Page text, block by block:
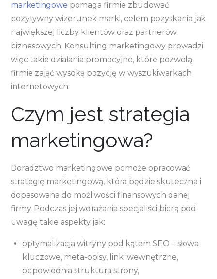
marketingowe pomaga firmie zbudować
pozytywny wizerunek marki, celem pozyskania jak
największej liczby klientów oraz partnerów
biznesowych. Konsulting marketingowy prowadzi
więc takie działania promocyjne, które pozwolą
firmie zająć wysoką pozycję w wyszukiwarkach
internetowych.
Czym jest strategia
marketingowa?
Doradztwo marketingowe pomoże opracować
strategię marketingową, która będzie skuteczna i
dopasowana do możliwości finansowych danej
firmy. Podczas jej wdrażania specjaliści biorą pod
uwagę takie aspekty jak:
optymalizacja witryny pod kątem SEO – słowa
kluczowe, meta-opisy, linki wewnętrzne,
odpowiednia struktura strony,